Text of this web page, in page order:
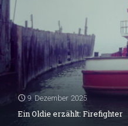
9. Dezember 2025
Ein Oldie erzählt: Firefighter